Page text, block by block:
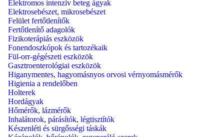
Elektromos intenzív beteg ágyak
Elektrosebészet, mikrosebészet
Felület fertőtlenítők
Fertőtlenítő adagolók
Fizikoterápiás eszközök
Fonendoszkópok és tartozékaik
Fül-orr-gégészeti eszközök
Gasztroenterológiai eszközök
Higanymentes, hagyomásnyos orvosi vérnyomásmérők
Higienia a rendelőben
Holterek
Hordágyak
Hőmérők, lázmérők
Inhalátorok, párásítók, légtisztítók
Készenléti és sürgősségi táskák